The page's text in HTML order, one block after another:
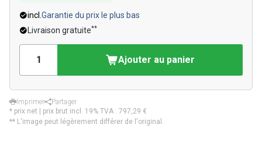
incl. Garantie du prix le plus bas
Livraison gratuite**
Ajouter au panier
Imprimer
Partager
* prix net | prix brut incl. 19% TVA : 797,29 €
** L'image peut légèrement différer de l'original.